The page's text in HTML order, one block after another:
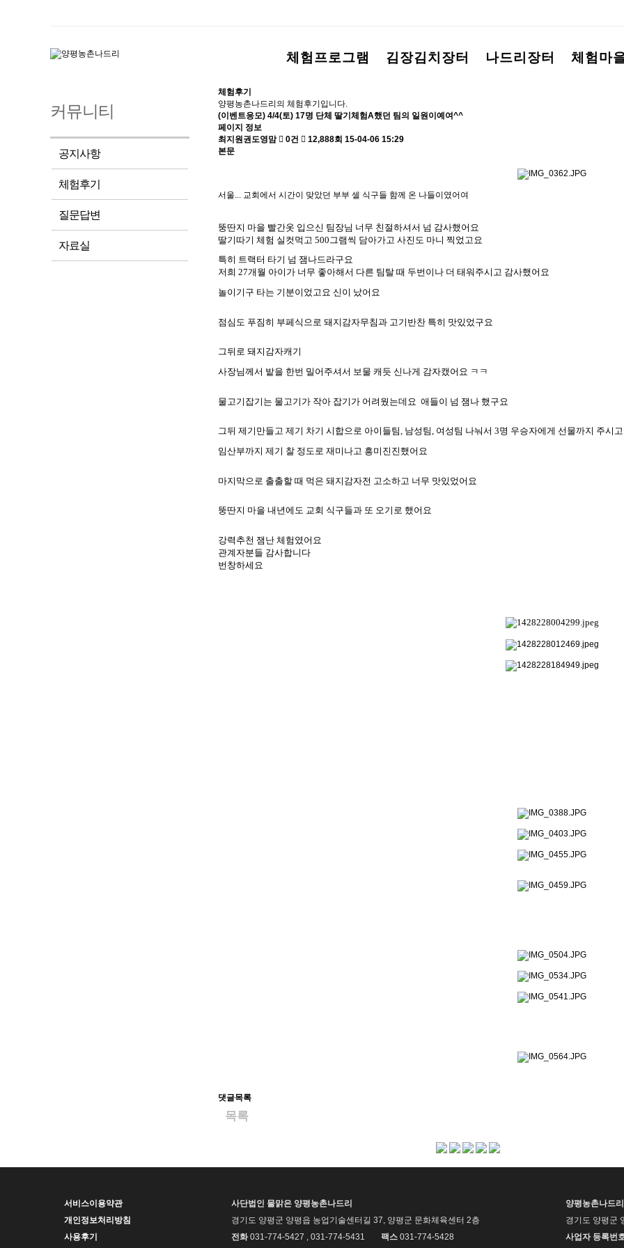
체험프로그램 김장김치장터 나드리장터 체험마
커뮤니티
공지사항
체험후기
질문답변
자료실
체험후기
양평농촌나드리의 체험후기입니다.
(이벤트응모) 4/4(토) 17명 단체 딸기체험A했던 팀의 일원이예여^^
페이지 정보
최지원권도영맘
0건 12,888회 15-04-06 15:29
본문
서울... 교회에서 시간이 맞았던 부부 셀 식구들 함께 온 나들이였어여
뚱딴지 마을 빨간옷 입으신 팀장님 너무 친절하셔서 넘 감사했어요
딸기따기 체험 실컷먹고 500 그램씩 담아가고 사진도 마니 찍었고요
특히 트랙터 타기 넘 잼나드라구요
저희 27개월 아이가 너무 좋아해서 다른 팀탈 때 두번이나 더 태워주시고 감사했어요
놀이기구 타는 기분이었고요 신이 났어요
점심도 푸짐히 부페식으로 돼지감자무침과 고기반찬 특히 맛있었구요
그뒤로 돼지감자캐기
사장님께서 밭을 한번 밀어주셔서 보물 캐듯 신나게 감자캤어요 ㅋㅋ
물고기잡기는 물고기가 작아 잡기가 어려웠는데요 애들이 넘 잼나 했구요
그뒤 제기만들고 제기 차기 시합으로 아이들팀, 남성팀, 여성팀 나눠서 3명 우승자에게 선물까지 주시
임산부까지 제기 찰 정도로 재미나고 흥미진진했어요
마지막으로 출출할 때 먹은 돼지감자전 고소하고 너무 맛있었어요
뚱딴지 마을 내년에도 교회 식구들과 또 오기로 했어요
강력추천 잼난 체험였어요
관계자분들 감사합니다
번창하세요
댓글목록
목록
서비스이용약관
개인정보처리방침
사용후기
사단법인 물맑은 양평농촌나드리
경기도 양평군 양평읍 농업기술센터길 37, 양평군 문화체육센터 2층
전화031-774-5427 , 031-774-5431 팩스 031-774-5428
양평농촌나드
경기도 양평군
사업자 등록번